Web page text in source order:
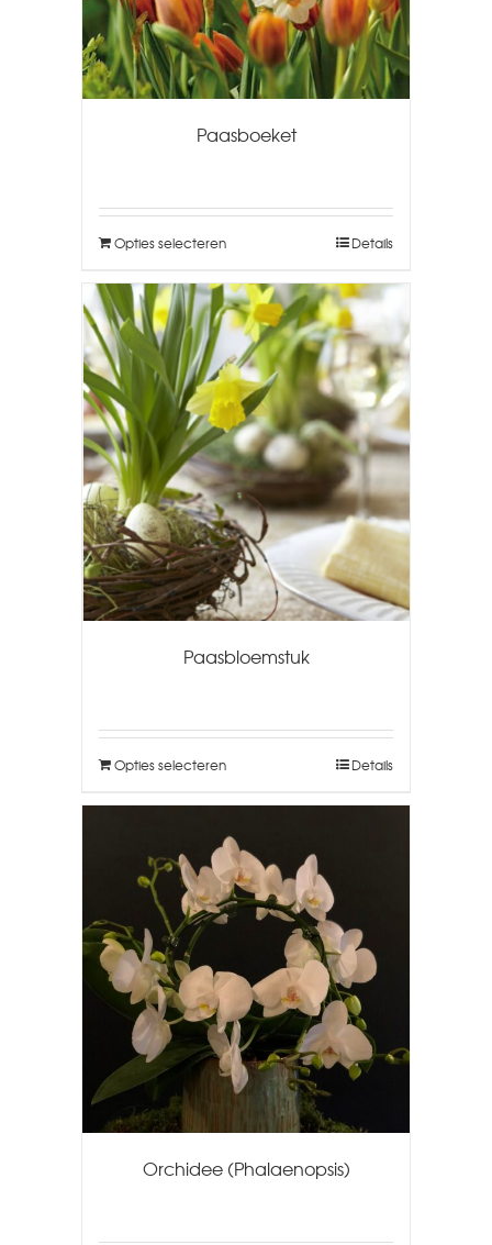
Paasboeket
Opties selecteren Details
Paasbloemstuk
Opties selecteren Details
Orchidee (Phalaenopsis)